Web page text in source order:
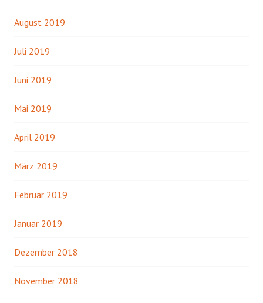
August 2019
Juli 2019
Juni 2019
Mai 2019
April 2019
März 2019
Februar 2019
Januar 2019
Dezember 2018
November 2018